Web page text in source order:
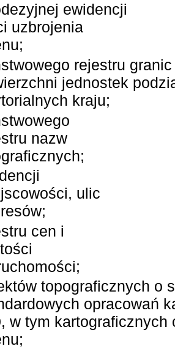
ewidencji
uzbrojenia
rejestru
jednostek
kraju;
nazw
ulic
cen i
topograficznych o
opracowań
w tym